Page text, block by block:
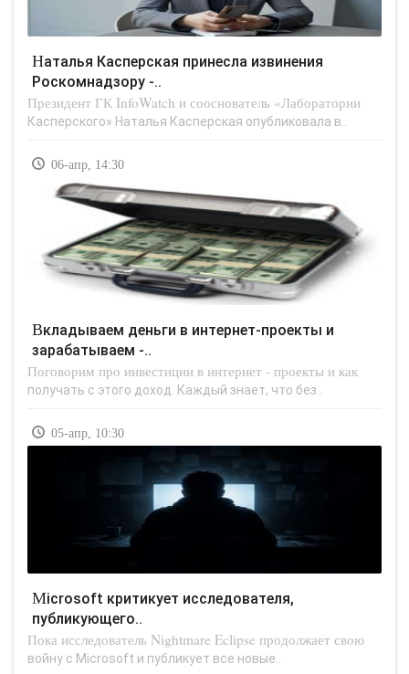
Наталья Касперская принесла извинения
Роскомнадзору -..
Президент ГК InfoWatch и сооснователь «Лаборатории
Касперского» Наталья Касперская опубликовала в..
06-апр, 14:30
Вкладываем деньги в интернет-проекты и
зарабатываем -..
Поговорим про инвестиции в интернет - проекты и как
получать с этого доход. Каждый знает, что без..
05-апр, 10:30
Microsoft критикует исследователя,
публикующего..
Пока исследователь Nightmare Eclipse продолжает свою
войну с Microsoft и публикует все новые..